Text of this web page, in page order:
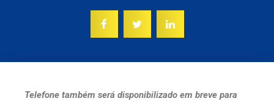
Telefone também será disponibilizado em breve para